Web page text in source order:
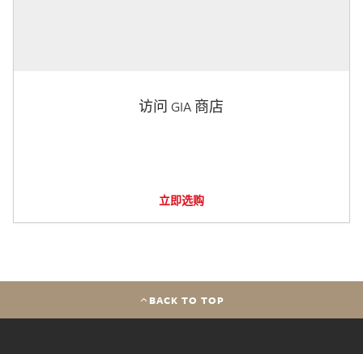
访问 GIA 商店
立即选购
BACK TO TOP